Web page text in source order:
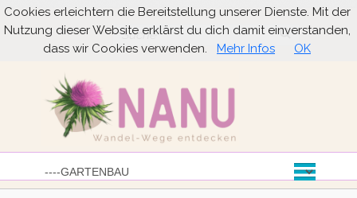
Suche
Cookies erleichtern die Bereitstellung unserer Dienste. Mit der
Nutzung dieser Website erklärst du dich damit einverstanden,
dass wir Cookies verwenden.
Mehr Infos OK